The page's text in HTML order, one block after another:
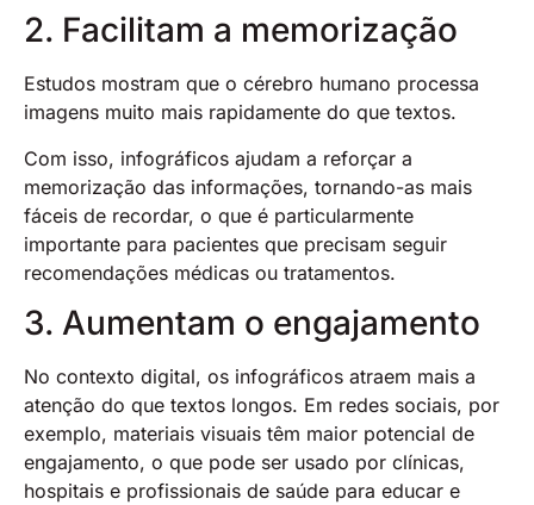
2. Facilitam a memorização
Estudos mostram que o cérebro humano processa
imagens muito mais rapidamente do que textos.
Com isso, infográficos ajudam a reforçar a
memorização das informações, tornando-as mais
fáceis de recordar, o que é particularmente
importante para pacientes que precisam seguir
recomendações médicas ou tratamentos.
3. Aumentam o engajamento
No contexto digital, os infográficos atraem mais a
atenção do que textos longos. Em redes sociais, por
exemplo, materiais visuais têm maior potencial de
engajamento, o que pode ser usado por clínicas,
hospitais e profissionais de saúde para educar e